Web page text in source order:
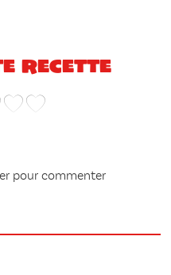
recette
pour commenter